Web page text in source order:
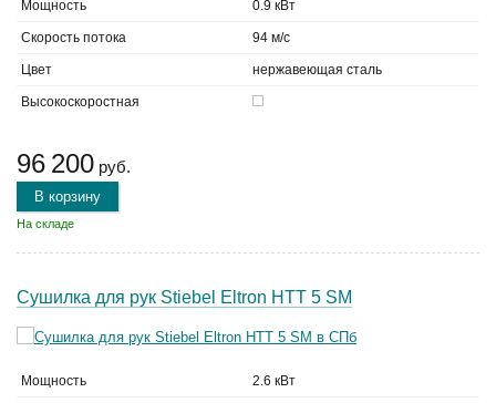
Мощность 0.9 кВт
Скорость потока 94 м/с
Цвет нержавеющая сталь
Высокоскоростная
96 200 руб.
В корзину
На складе
Сушилка для рук Stiebel Eltron HTT 5 SM
Мощность 2.6 кВт